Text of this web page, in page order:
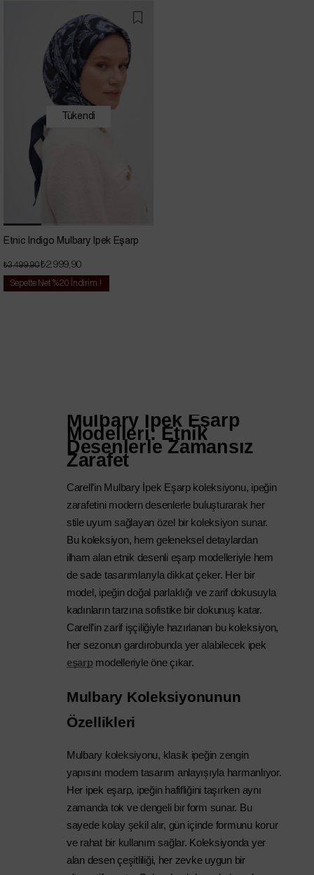
Tükendi
Etnic İndigo Mulbary İpek Eşarp
₺2.999,90
₺3.499,90
Sepette Net %20 İndirim !
Mulbary İpek Eşarp
Modelleri: Etnik
Desenlerle Zamansız
Zarafet
Carell’in Mulbary İpek Eşarp koleksiyonu, ipeğin
zarafetini modern desenlerle buluşturarak her
stile uyum sağlayan özel bir koleksiyon sunar.
Bu koleksiyon, hem geleneksel detaylardan
ilham alan etnik desenli eşarp modelleriyle hem
de sade tasarımlarıyla dikkat çeker. Her bir
model, ipeğin doğal parlaklığı ve zarif dokusuyla
Carell’in zarif işçiliğiyle hazırlanan bu koleksiyon,
her sezonun gardırobunda yer alabilecek ipek
eşarp modelleriyle öne çıkar.
Mulbary Koleksiyonunun
Özellikleri
Mulbary koleksiyonu, klasik ipeğin
zengin
yapısını modern tasarım anlayışıyla harmanlıyor.
Her ipek eşarp, ipeğin hafifliğini taşırken aynı
zamanda tok ve dengeli bir form sunar. Bu
sayede kolay şekil alır, gün içinde formunu korur
ve rahat bir kullanım sağlar. Koleksiyonda yer
alan desen çeşitliliği, her zevke uygun bir